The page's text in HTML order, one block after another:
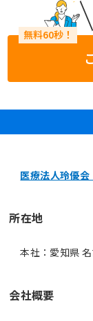
医療法人玲優
所在地
本社：愛知県
会社概要